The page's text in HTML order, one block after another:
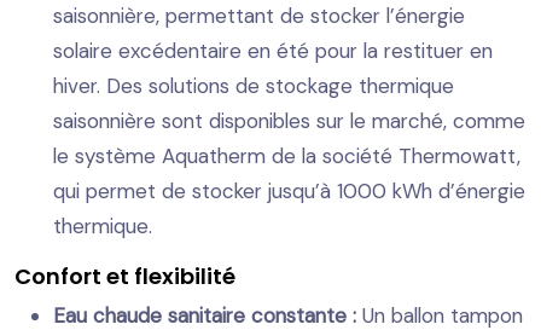
saisonnière, permettant de stocker l’énergie
solaire excédentaire en été pour la restituer en
hiver. Des solutions de stockage thermique
saisonnière sont disponibles sur le marché, comme
le système Aquatherm de la société Thermowatt,
qui permet de stocker jusqu’à 1000 kWh d’énergie
thermique.
Confort et flexibilité
Eau chaude sanitaire constante : Un ballon tampon